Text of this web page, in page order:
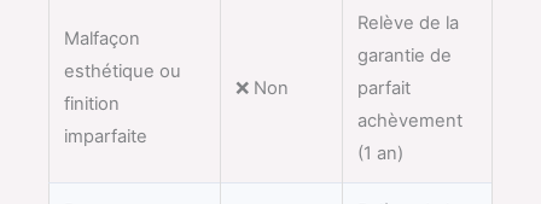
Malfaçon
esthétique ou
finition
imparfaite
❌ Non
Relève de la
garantie de
parfait
achèvement
(1 an)